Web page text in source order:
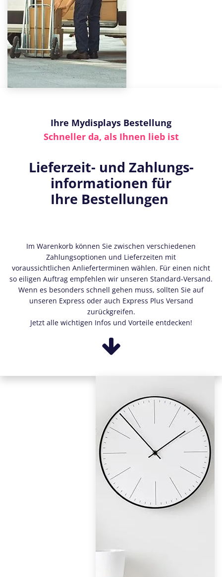
Ihre Mydisplays Bestellung
Schneller da, als Ihnen lieb ist
Lieferzeit- und Zahlungs-
informationen für
Ihre Bestellungen
Im Warenkorb können Sie zwischen verschiedenen
Zahlungsoptionen und Lieferzeiten mit
voraussichtlichen Anlieferterminen wählen. Für einen nicht
so eiligen Auftrag empfehlen wir unseren Standard-Versand.
Wenn es besonders schnell gehen muss, sollten Sie auf
unseren Express oder auch Express Plus Versand
zurückgreifen.
Jetzt alle wichtigen Infos und Vorteile entdecken!